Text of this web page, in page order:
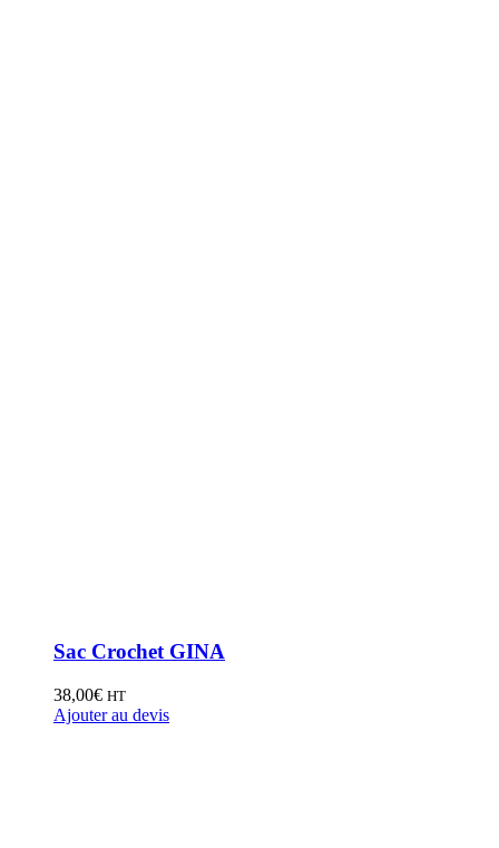
Sac Crochet GINA
38,00€ HT
Ajouter au devis